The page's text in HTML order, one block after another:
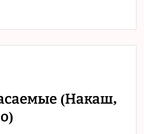
(Накаш,